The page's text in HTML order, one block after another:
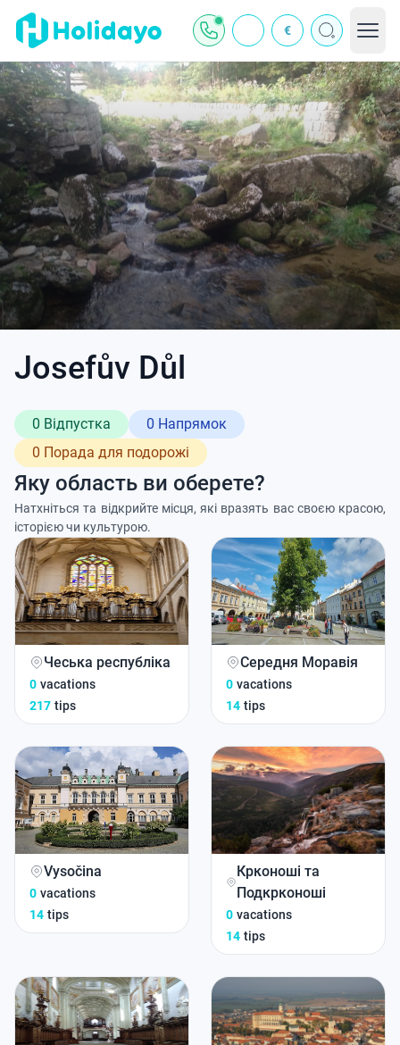
€
Josefův Důl
0 Відпустка
0 Напрямок
0 Порада для подорожі
Яку область ви оберете?
Натхніться та відкрийте місця, які вразять вас своєю красою,
історією чи культурою.
Чеська республіка
0 vacations
217 tips
Середня Моравія
0 vacations
14 tips
Vysočina
0 vacations
14 tips
Крконоші та
Подкрконоші
0 vacations
14 tips